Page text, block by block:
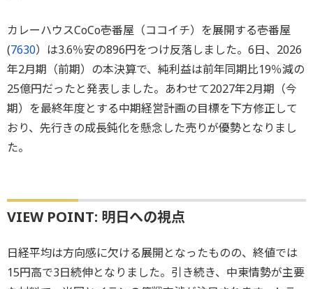
カレーハウスCoCo壱番屋（ココイチ）を展開する壱番屋
(7630）は3.6％安の896円をつけ反落しました。6日、2026
年2月期（前期）の本決算で、純利益は前年同期比19％減の
25億円だったと発表しました。あわせて2027年2月期（今
期）を最終年度とする中期経営計画の目標を下方修正して
おり、先行きの成長鈍化を懸念した売りが優勢となりまし
た。
VIEW POINT: 明日への視点
日経平均は方向感に欠ける展開となったものの、終値では
15円高で3日続伸となりました。引き続き、中東情勢が主要